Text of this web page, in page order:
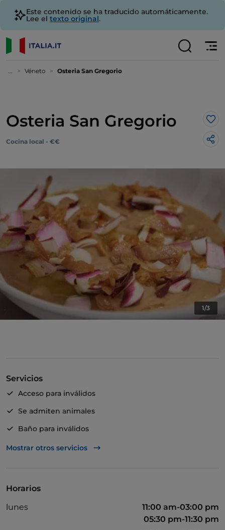
Este contenido se ha traducido automáticamente.
Lee el texto original.
... Véneto Osteria San Gregorio
Osteria San Gregorio Me
Cocina local - €€
1/3
Servicios
Acceso para inválidos
Se admiten animales
Baño para inválidos
Cocktail
Mostrar otros servicios
Horarios
lunes
11:00 am-03:00 pm
05:30 pm-11:30 pm